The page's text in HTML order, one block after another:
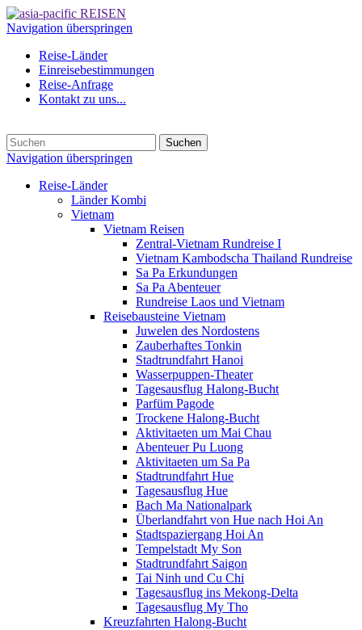
Navigation überspringen
Reise-Länder
Einreisebestimmungen
Reise-Anfrage
Kontakt zu uns...
Suchen
Navigation überspringen
Reise-Länder
Länder Kombi
Vietnam
Vietnam Reisen
Zentral-Vietnam Rundreise I
Vietnam Kambodscha Thailand Rundreise
Sa Pa Erkundungen
Sa Pa Abenteuer
Rundreise Laos und Vietnam
Reisebausteine Vietnam
Juwelen des Nordostens
Zauberhaftes Tonkin
Stadtrundfahrt Hanoi
Wasserpuppen-Theater
Tagesausflug Halong-Bucht
Parfüm Pagode
Trockene Halong-Bucht
Aktivitaeten um Mai Chau
Abenteuer Pu Luong
Aktivitaeten um Sa Pa
Stadtrundfahrt Hue
Tagesausflug Hue
Bach Ma Nationalpark
Überlandfahrt von Hue nach Hoi An
Stadtspaziergang Hoi An
Tempelstadt My Son
Stadtrundfahrt Saigon
Tai Ninh und Cu Chi
Tagesausflug ins Mekong-Delta
Tagesausflug My Tho
Kreuzfahrten Halong-Bucht